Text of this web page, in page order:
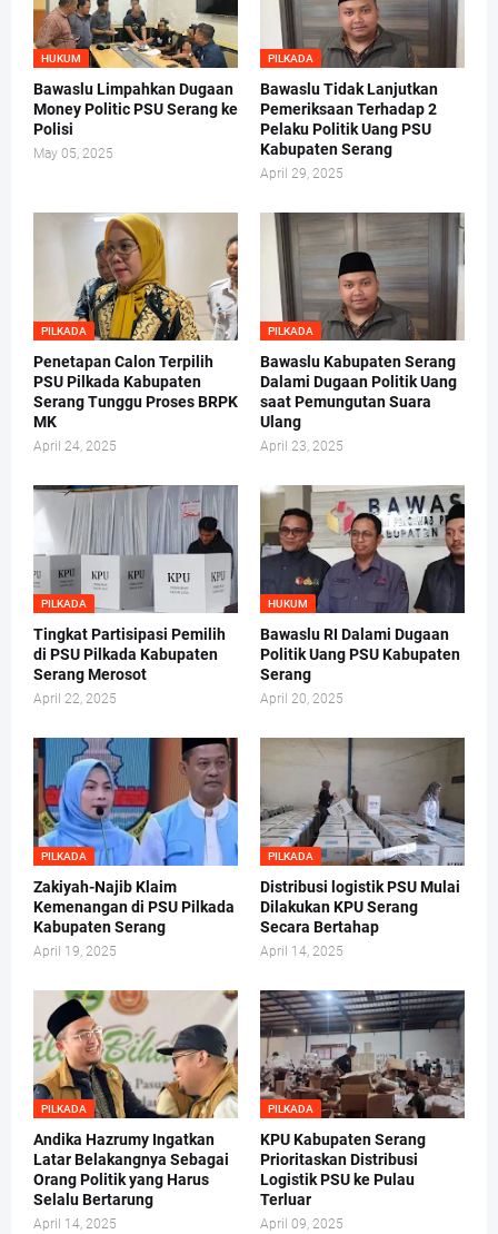
HUKUM
Bawaslu Limpahkan Dugaan
Money Politic PSU Serang ke
Polisi
May 05, 2025
PILKADA
Bawaslu Tidak Lanjutkan
Pemeriksaan Terhadap 2
Pelaku Politik Uang PSU
Kabupaten Serang
April 29, 2025
PILKADA
Penetapan Calon Terpilih
PSU Pilkada Kabupaten
Serang Tunggu Proses BRPK
MK
April 24, 2025
PILKADA
Bawaslu Kabupaten Serang
Dalami Dugaan Politik Uang
saat Pemungutan Suara
Ulang
April 23, 2025
PILKADA
Tingkat Partisipasi Pemilih
di PSU Pilkada Kabupaten
Serang Merosot
April 22, 2025
HUKUM
Bawaslu RI Dalami Dugaan
Politik Uang PSU Kabupaten
Serang
April 20, 2025
PILKADA
Zakiyah-Najib Klaim
Kemenangan di PSU Pilkada
Kabupaten Serang
April 19, 2025
PILKADA
Distribusi logistik PSU Mulai
Dilakukan KPU Serang
Secara Bertahap
April 14, 2025
PILKADA
Andika Hazrumy Ingatkan
Latar Belakangnya Sebagai
Orang Politik yang Harus
Selalu Bertarung
April 14, 2025
PILKADA
KPU Kabupaten Serang
Prioritaskan Distribusi
Logistik PSU ke Pulau
Terluar
April 09, 2025